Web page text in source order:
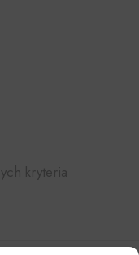
kryteria